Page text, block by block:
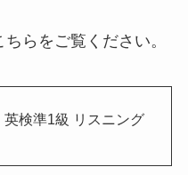
らをご覧ください。
英検準1級 リスニング